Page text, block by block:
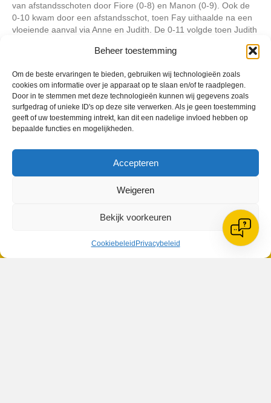
Beheer toestemming
Om de beste ervaringen te bieden, gebruiken wij technologieën zoals
cookies om informatie over je apparaat op te slaan en/of te raadplegen.
Door in te stemmen met deze technologieën kunnen wij gegevens zoals
surfgedrag of unieke ID's op deze site verwerken. Als je geen toestemming
geeft of uw toestemming intrekt, kan dit een nadelige invloed hebben op
bepaalde functies en mogelijkheden.
Accepteren
Weigeren
Bekijk voorkeuren
Cookiebeleid Privacybeleid
van afstandsschoten door Fiore (0-8) en Manon (0-9). Ook de
0-10 kwam door een afstandsschot, toen Fay uithaalde na een
vloeiende aanval via Anne en Judith. De 0-11 volgde toen Judith
Daarna was het de beurt aan Manon om haar tweede goal van
wedstrijd op haar naam. In de laatste seconden van de wedstrijd
scoorde Valerie haar vierde goal van de dag: 0-14.
Geplaatst inBerichten seizoen 2015-2016
De Wending, Lotte Beesedijk 1